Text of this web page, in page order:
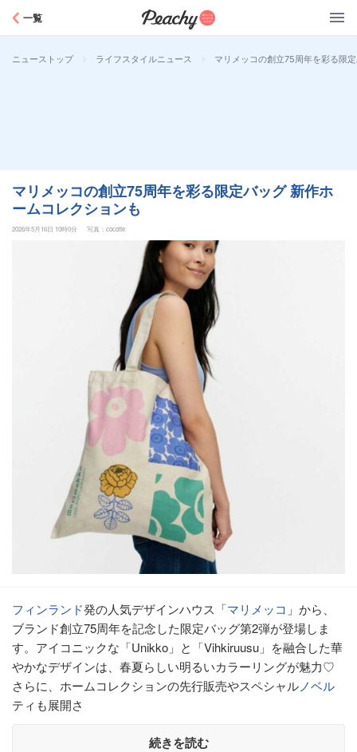
一覧
ニューストップ > ライフスタイルニュース > マリメッコの創立75周年を彩る限
マリメッコの創立75周年を彩る限定バッグ 新作ホ
ームコレクションも
2026年5月16日 10時0分 写真：cocotte
フィンランド発の人気デザインハウス「マリメッコ 」から、
ブランド創立75周年を記念した限定バッグ第2弾が登場しま
す。アイコニックな「Unikko」と「Vihkiruusu」を融合した華
やかなデザインは、春夏らしい明るいカラーリングが魅力♡
さらに、ホームコレクションの先行販売やスペシャルノベル
ティも展開さ
続きを読む